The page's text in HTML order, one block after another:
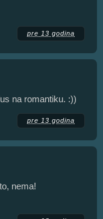
pre 13 godina
na romantiku. :))
pre 13 godina
nema!